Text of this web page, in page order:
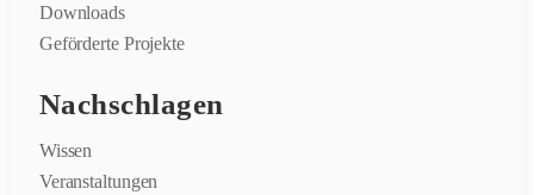
Downloads
Geförderte Projekte
Nachschlagen
Wissen
Veranstaltungen